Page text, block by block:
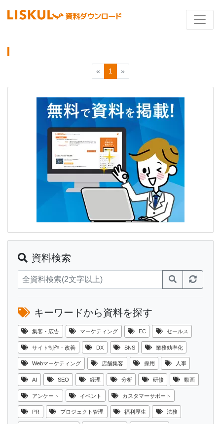
« 1 »
資料検索
キーワードから資料を探す
集客・広告 マーケティング EC セールス
サイト制作・改善 DX SNS 業務効率化
Webマーケティング 店舗集客 採用 人事
AI SEO 経理 分析 研修 動画
アンケート イベント カスタマーサポート
PR プロジェクト管理 福利厚生 法務